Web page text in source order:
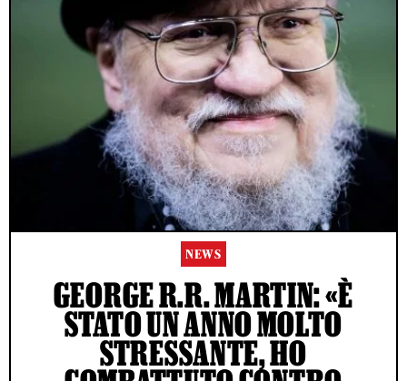
NEWS
GEORGE R.R. MARTIN: «È
STATO UN ANNO MOLTO
STRESSANTE, HO